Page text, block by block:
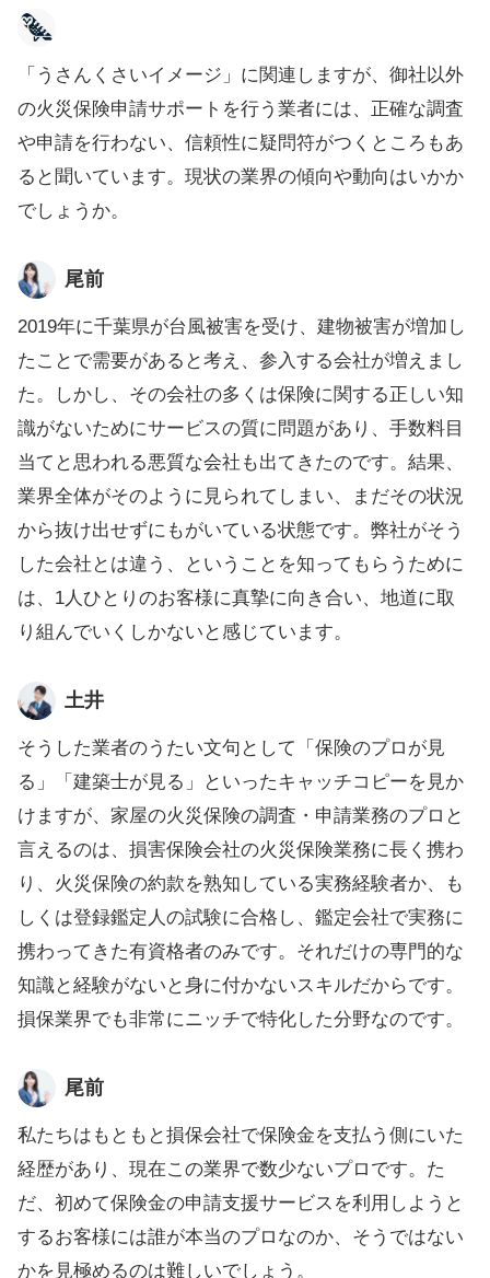
「うさんくさいイメージ」に関連しますが、御社以外
の火災保険申請サポートを行う業者には、正確な調査
や申請を行わない、信頼性に疑問符がつくところもあ
ると聞いています。現状の業界の傾向や動向はいかか
でしょうか。
尾前
2019年に千葉県が台風被害を受け、建物被害が増加し
たことで需要があると考え、参入する会社が増えまし
た。しかし、その会社の多くは保険に関する正しい知
識がないためにサービスの質に問題があり、手数料目
当てと思われる悪質な会社も出てきたのです。結果、
業界全体がそのように見られてしまい、まだその状況
から抜け出せずにもがいている状態です。弊社がそう
した会社とは違う、ということを知ってもらうために
は、1人ひとりのお客様に真摯に向き合い、地道に取
り組んでいくしかないと感じています。
土井
そうした業者のうたい文句として「保険のプロが見
る」「建築士が見る」といったキャッチコピーを見か
けますが、家屋の火災保険の調査・申請業務のプロと
言えるのは、損害保険会社の火災保険業務に長く携わ
り、火災保険の約款を熟知している実務経験者か、も
しくは登録鑑定人の試験に合格し、鑑定会社で実務に
携わってきた有資格者のみです。それだけの専門的な
知識と経験がないと身に付かないスキルだからです。
損保業界でも非常にニッチで特化した分野なのです。
尾前
私たちはもともと損保会社で保険金を支払う側にいた
経歴があり、現在この業界で数少ないプロです。た
だ、初めて保険金の申請支援サービスを利用しようと
するお客様には誰が本当のプロなのか、そうではない
かを見極めるのは難しいでしょう。